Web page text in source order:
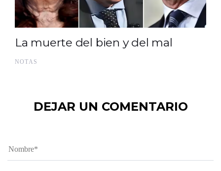
La muerte del bien y del mal
NOTAS
DEJAR UN COMENTARIO